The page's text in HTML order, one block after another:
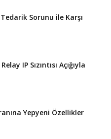
Sorunu ile Karşı
IP Sızıntısı Açığıyla
Yepyeni Özellikler